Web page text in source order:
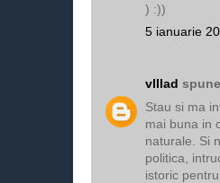
) :))
5 ianuarie
vlllad
Stau si ma
mai buna in
naturale. Si
politica,
istoric